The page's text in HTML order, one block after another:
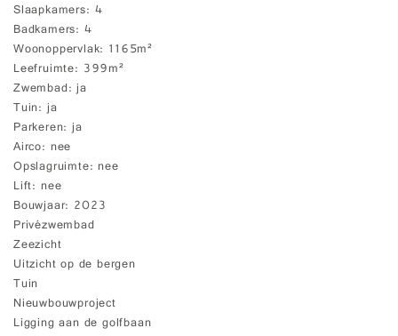
Slaapkamers 4
Badkamers 4
Woonoppervlak 1165m²
Leefruimte 399m²
Zwembad ja
Tuin ja
Parkeren ja
Airco nee
Opslagruimte nee
Lift nee
Bouwjaar 2023
Privézwembad
Zeezicht
Uitzicht op de bergen
Tuin
Nieuwbouwproject
Ligging aan de golfbaan